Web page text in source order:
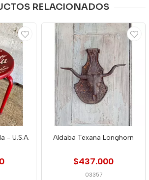
RELACIONADOS
- U.S.A.
Aldaba Texana Longhorn
$437.000
03357